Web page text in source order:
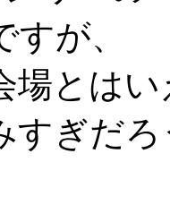
が、
場とは
すぎだ